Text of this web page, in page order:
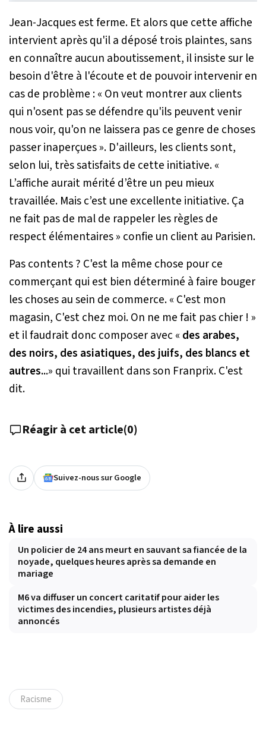
Jean-Jacques est ferme. Et alors que cette affiche
intervient après qu'il a déposé trois plaintes, sans
en connaître aucun aboutissement, il insiste sur le
besoin d'être à l'écoute et de pouvoir intervenir en
cas de problème : « On veut montrer aux clients
qui n'osent pas se défendre qu'ils peuvent venir
nous voir, qu'on ne laissera pas ce genre de choses
passer inaperçues». D'ailleurs, les clients sont,
selon lui, très satisfaits de cette initiative. «
L’affiche aurait mérité d’être un peu mieux
travaillée. Mais c’est une excellente initiative. Ça
ne fait pas de mal de rappeler les règles de
respect élémentaires» confie un client au Parisien.
Pas contents ? C'est la même chose pour ce
commerçant qui est bien déterminé à faire bouger
les choses au sein de commerce. « C'est mon
magasin, C'est chez moi. On ne me fait pas chier ! »
et il faudrait donc composer avec « des arabes,
des noirs, des asiatiques, des juifs, des blancs et
autres...» qui travaillent dans son Franprix. C'est
dit.
Réagir à cet article(0)
Suivez-nous sur Google
À lire aussi
Un policier de 24 ans meurt en sauvant sa fiancée de la
noyade, quelques heures après sa demande en
mariage
M6 va diffuser un concert caritatif pour aider les
victimes des incendies, plusieurs artistes déjà
annoncés
Racisme